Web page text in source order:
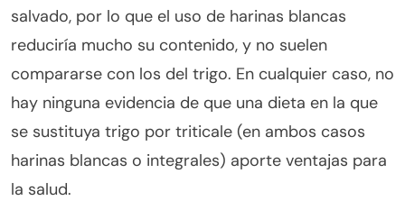
salvado, por lo que el uso de harinas blancas
reduciría mucho su contenido, y no suelen
compararse con los del trigo. En cualquier caso, no
hay ninguna evidencia de que una dieta en la que
se sustituya trigo por triticale (en ambos casos
harinas blancas o integrales) aporte ventajas para
la salud.